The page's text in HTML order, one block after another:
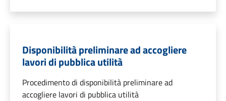
Disponibilità preliminare ad accogliere
lavori di pubblica utilità
Procedimento di disponibilità preliminare ad
accogliere lavori di pubblica utilità